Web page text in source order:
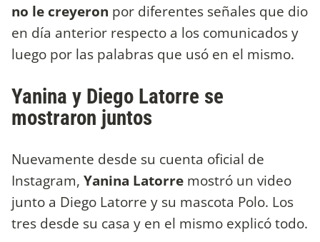
no le creyeron por diferentes señales que dio
en día anterior respecto a los comunicados y
luego por las palabras que usó en el mismo.
Yanina y Diego Latorre se
mostraron juntos
Nuevamente desde su cuenta oficial de
Instagram, Yanina Latorre mostró un video
junto a Diego Latorre y su mascota Polo. Los
tres desde su casa y en el mismo explicó todo.